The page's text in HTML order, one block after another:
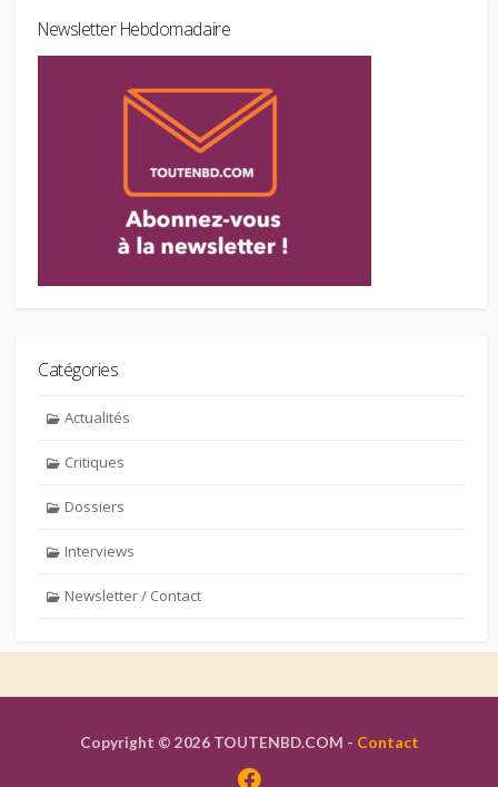
Newsletter Hebdomadaire
Catégories
Actualités
Critiques
Dossiers
Interviews
Newsletter / Contact
Copyright © 2026 TOUTENBD.COM - Contact
Facebook